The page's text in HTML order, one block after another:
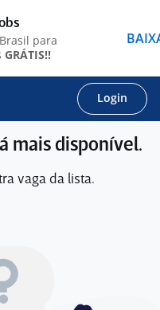
Login
mais disponível.
vaga da lista.
para
GRÁTIS!!